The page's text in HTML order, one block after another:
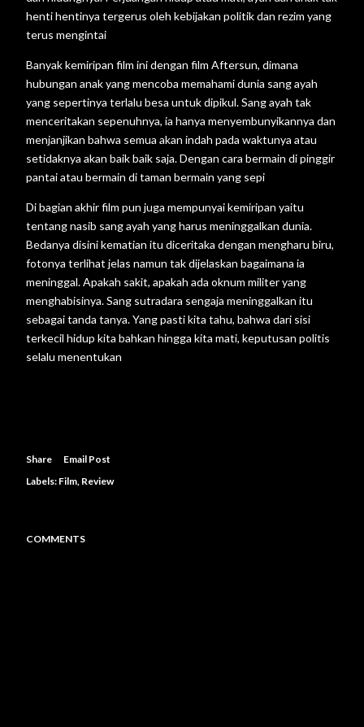
henti hentinya tergerus oleh kebijakan politik dan rezim yang
terus mengintai
Banyak kemiripan film ini dengan film Aftersun, dimana
hubungan anak yang mencoba memahami dunia sang ayah
yang sepertinya terlalu besa untuk dipikul. Sang ayah tak
menceritakan sepenuhnya, ia hanya menyembunyikannya dan
menjanjikan bahwa semua akan indah pada waktunya atau
setidaknya akan baik baik saja. Dengan cara bermain di pinggir
pantai atau bermain di taman bermain yang sepi
Di bagian akhir film pun juga mempunyai kemiripan yaitu
tentang nasib sang ayah yang harus meninggalkan dunia.
Bedanya disini kematian itu diceritaka dengan mengharu biru,
fotonya terlihat jelas namun tak dijelaskan bagaimana ia
meninggal. Apakah sakit, apakah ada oknum militer yang
menghabisinya. Sang sutradara sengaja meninggalkan itu
sebagai tanda tanya. Yang pasti kita tahu, bahwa dari sisi
terkecil hidup kita bahkan hingga kita mati, keputusan politis
selalu menentukan
Share
Email Post
Labels: Film Review
COMMENTS